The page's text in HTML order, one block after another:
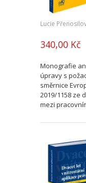
Lucie
340,00 Kč
Monografie
úpravy s
směrnice
2019/1158 ze
mezi